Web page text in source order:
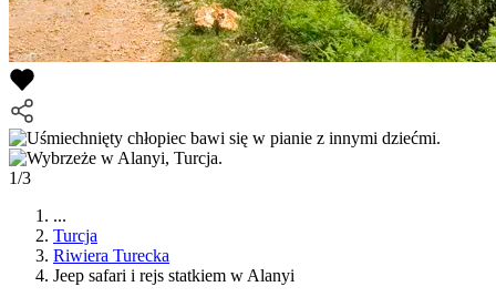
1/3
...
Turcja
Riwiera Turecka
Jeep safari i rejs statkiem w Alanyi